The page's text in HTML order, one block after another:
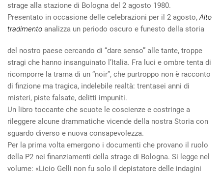
strage alla stazione di Bologna del 2 agosto 1980.
Presentato in occasione delle celebrazioni per il 2 agosto,Alto
tradimento analizza un periodo oscuro e funesto della storia
del nostro paese cercando di “dare senso” alle tante, troppe
stragi che hanno insanguinato l’Italia. Fra luci e ombre tenta di
ricomporre la trama di un “noir”, che purtroppo non è racconto
di finzione ma tragica, indelebile realtà: trentasei anni di
misteri, piste falsate, delitti impuniti.
Un libro toccante che scuote le coscienze e costringe a
rileggere alcune drammatiche vicende della nostra Storia con
sguardo diverso e nuova consapevolezza.
Per la prima volta emergono i documenti che provano il ruolo
della P2 nei finanziamenti della strage di Bologna. Si legge nel
volume: «Licio Gelli non fu solo il depistatore delle indagini